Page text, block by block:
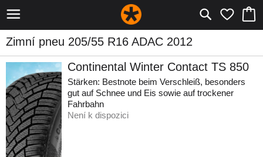
Zimní pneu 205/55 R16 ADAC 2012
Continental Winter Contact TS 850
Stärken: Bestnote beim Verschleiß, besonders
gut auf Schnee und Eis sowie auf trockener
Fahrbahn
Není k dispozici